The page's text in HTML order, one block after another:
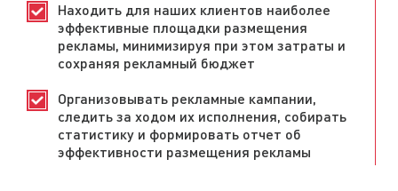
Находить для наших клиентов наиболее
эффективные площадки размещения
рекламы, минимизируя при этом затраты и
сохраняя рекламный бюджет
Организовывать рекламные кампании,
следить за ходом их исполнения, собирать
статистику и формировать отчет об
эффективности размещения рекламы